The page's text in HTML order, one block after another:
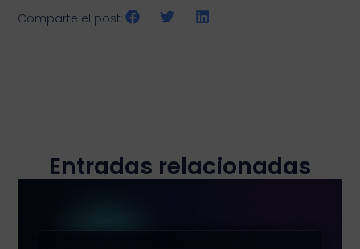
Comparte el post:
Entradas relacionadas